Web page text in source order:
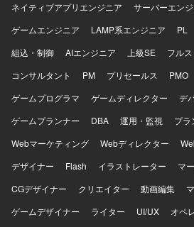
やプロジェクトマネージャーと建設
迎いたします。チームメンバーの経
方に責任を持ち継続的な改善に取り
ただきたいポジションです。 【ポジションの魅力】 AI音声
プロダクトを実際のコンタクトセン
ら得られるフィードバックをもとに
様を実装するのではなく、顧客環境
整理し、その場限りの個別対応では
ます。既存機能の改善と新規機能開
開発優先順位やアーキテクチャ、チ
を見直していく余地があり、フロン
ドを横断して手を動かしながら将来
ムに携わっていただきます。AWSや
（Docker/ECS等）、Reactを含むフ
術要素に触れていただく機会があり
ネイティブアプリエンジニア
サーバーエン
ゲームエンジニア
LAMP系エンジニア PL
組込・制御
AIエンジニア 上級SE
フル
コンサルタント
PM プリセールス PMO
ゲームプログラマ
ゲームディレクター
デ
ゲームプランナー
DBA 運用・監視 プラ
Webマーケティング
Webディレクター
デザイナー
Flash イラストレーター マ
CGデザイナー
クリエイター 動画編集
ゲームデザイナー
ライター UI/UX オペ